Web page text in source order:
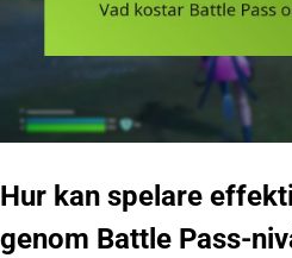
Hur kan spelare
genom Battle Pass-